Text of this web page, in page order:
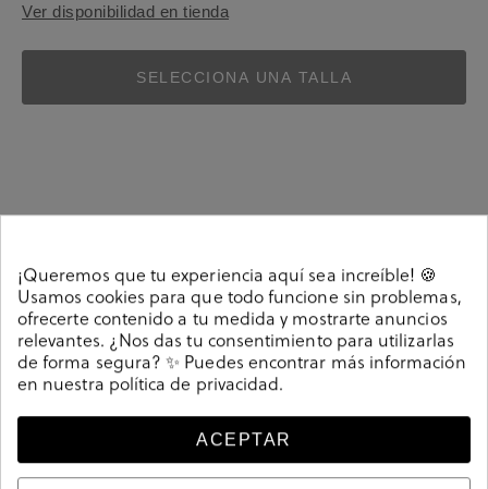
Ver disponibilidad en tienda
SELECCIONA UNA TALLA
Bailarinas D'angela 26056 en negro. Sin cierre, slip on.
La plantilla no es extraible. Hecho en China
Referencia207603
Guía de tallas
¡Queremos que tu experiencia aquí sea increíble! 🍪
Usamos cookies para que todo funcione sin problemas,
ofrecerte contenido a tu medida y mostrarte anuncios
relevantes. ¿Nos das tu consentimiento para utilizarlas
de forma segura? ✨ Puedes encontrar más información
en nuestra política de privacidad.
ACEPTAR